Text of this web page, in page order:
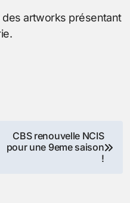
des artworks présentant
CBS renouvelle NCIS
pour une 9eme saison
!